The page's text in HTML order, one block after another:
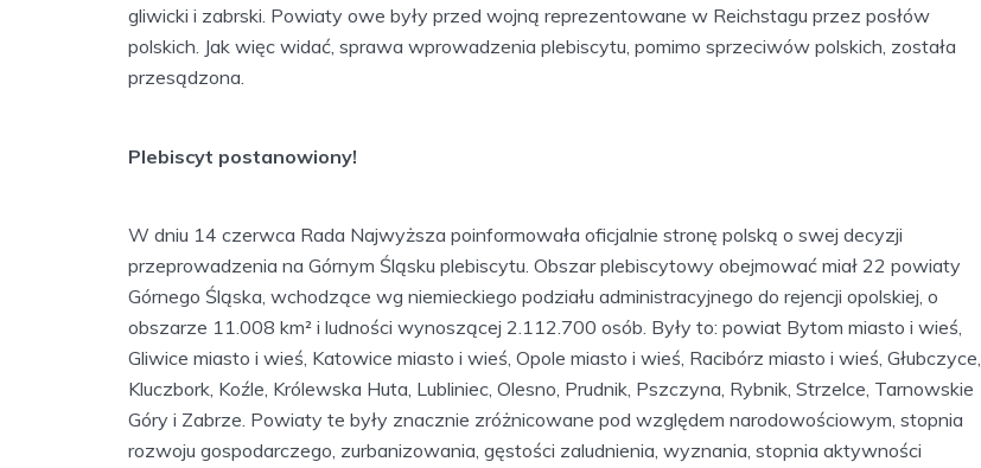
gliwicki i zabrski. Powiaty owe były przed wojną reprezentowane w Reichstagu przez posłów
polskich. Jak więc widać, sprawa wprowadzenia plebiscytu, pomimo sprzeciwów polskich, została
przesądzona.
Plebiscyt postanowiony!
W dniu 14 czerwca Rada Najwyższa poinformowała oficjalnie stronę polską o swej decyzji
przeprowadzenia na Górnym Śląsku plebiscytu. Obszar plebiscytowy obejmować miał 22 powiaty
Górnego Śląska, wchodzące wg niemieckiego podziału administracyjnego do rejencji opolskiej, o
obszarze 11.008 km² i ludności wynoszącej 2.112.700 osób. Były to: powiat Bytom miasto i wieś,
Gliwice miasto i wieś, Katowice miasto i wieś, Opole miasto i wieś, Racibórz miasto i wieś, Głubczyce,
Kluczbork, Koźle, Królewska Huta, Lubliniec, Olesno, Prudnik, Pszczyna, Rybnik, Strzelce, Tarnowskie
Góry i Zabrze. Powiaty te były znacznie zróżnicowane pod względem narodowościowym, stopnia
rozwoju gospodarczego, zurbanizowania, gęstości zaludnienia, wyznania, stopnia aktywności